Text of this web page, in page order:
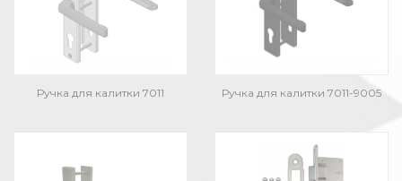
Ручка для калитки 7011 Ручка для калитки 7011-9005